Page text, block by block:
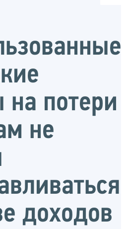
на потери
не
доходов